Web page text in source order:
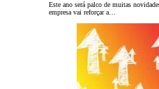
Este ano será palco de muitas
empresa vai reforçar a…